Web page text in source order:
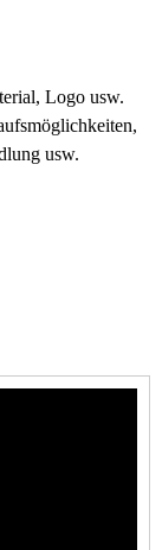
Logo usw.
usw.